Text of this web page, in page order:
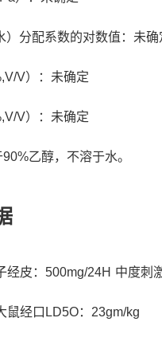
）分配系数的对数值：未确
V）：未确定
V）：未确定
乙醇，不溶于水。
经皮：500mg/24H 中度刺
鼠经口LD5O：23gm/kg